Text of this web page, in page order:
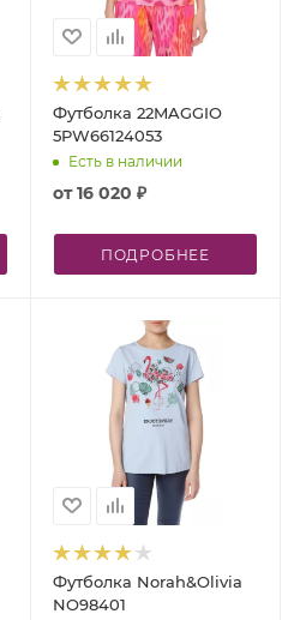
Футболка 22MAGGIO
5PW66124053
Есть в наличии
от16 020 ₽
ПОДРОБНЕЕ
Футболка Norah&Olivia
NO98401